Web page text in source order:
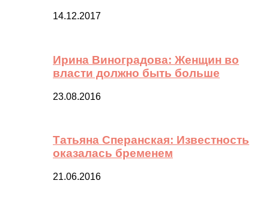
14.12.2017
Ирина Виноградова: Женщин во
власти должно быть больше
23.08.2016
Татьяна Сперанская: Известность
оказалась бременем
21.06.2016